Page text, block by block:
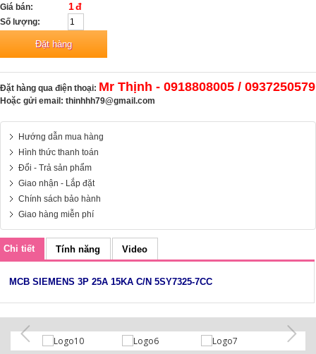
Giá bán:
1 đ
Số lượng:
Đặt hàng qua điện thoại: Mr Thịnh - 0918808005 / 0937250579
Hoặc gửi email: thinhhh79@gmail.com
Hướng dẫn mua hàng
Hình thức thanh toán
Đổi - Trả sản phẩm
Giao nhận - Lắp đặt
Chính sách bảo hành
Giao hàng miễn phí
Chi tiết Tính năng Video
MCB SIEMENS 3P 25A 15KA C/N 5SY7325-7CC